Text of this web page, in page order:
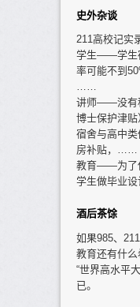
史外杂谈
211高校记实
学生——学生
率可能不到
……
讲师——没有
博士保护津贴
宿舍与高中
房补贴，……
教育——为了
学生做毕业
酒后茶馀
如果985、
教育还有什么
“世界高水平
已。